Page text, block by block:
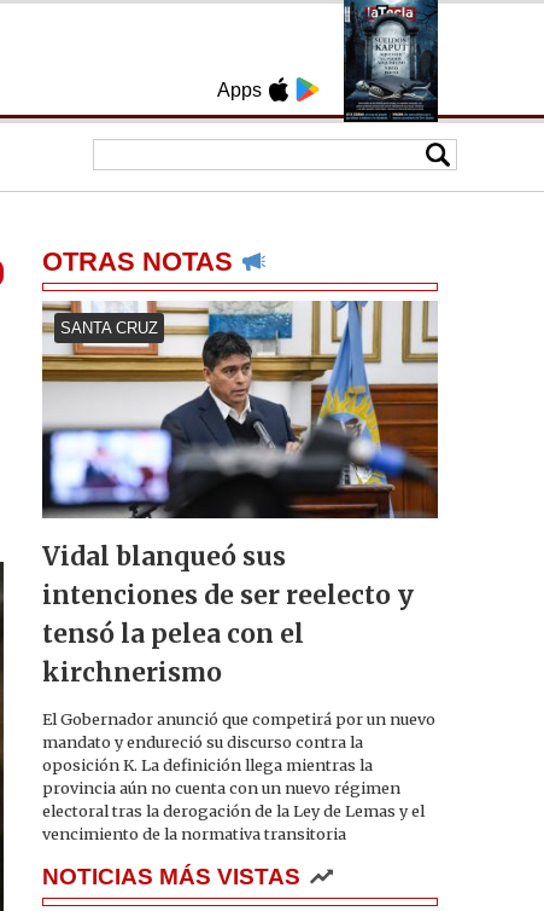
Apps
OTRAS NOTAS
SANTA CRUZ
Vidal blanqueó sus
intenciones de ser reelecto y
tensó la pelea con el
kirchnerismo
El Gobernador anunció que competirá por un nuevo
mandato y endureció su discurso contra la
oposición K. La definición llega mientras la
provincia aún no cuenta con un nuevo régimen
electoral tras la derogación de la Ley de Lemas y el
vencimiento de la normativa transitoria
NOTICIAS MÁS VISTAS